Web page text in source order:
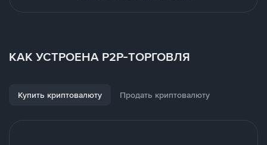
КАК УСТРОЕНА P2P-ТОРГОВЛЯ
Купить криптовалюту Продать криптовалюту